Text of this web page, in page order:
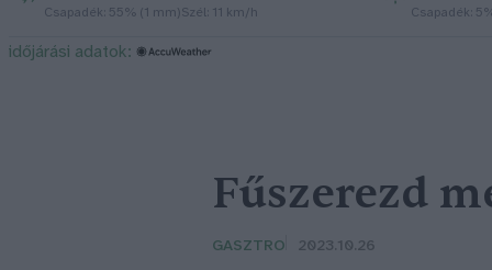
Csapadék: 55% (1 mm)Szél: 11 km/h
Csapadék:
időjárási adatok:
Fűszerezd
GASZTRO 2023.10.26